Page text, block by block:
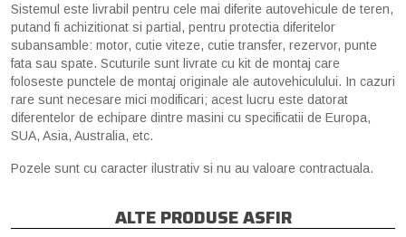
Sistemul este livrabil pentru cele mai diferite autovehicule de teren,
putand fi achizitionat si partial, pentru protectia diferitelor
subansamble: motor, cutie viteze, cutie transfer, rezervor, punte
fata sau spate. Scuturile sunt livrate cu kit de montaj care
foloseste punctele de montaj originale ale autovehiculului. In cazuri
rare sunt necesare mici modificari; acest lucru este datorat
diferentelor de echipare dintre masini cu specificatii de Europa,
SUA, Asia, Australia, etc.
Pozele sunt cu caracter ilustrativ si nu au valoare contractuala.
ALTE PRODUSE ASFIR